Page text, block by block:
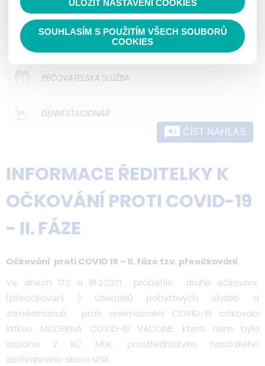
ODLEHČOVACÍ SLUŽBY
DOMOVY PRO OSOBY SE ZDRAVOTNÍM
PEČOVATELSKÁ SLUŽBA
DENNÍ STACIONÁŘ
ČÍST NAHLAS
INFORMACE ŘEDITELKY K
OČKOVÁNÍ PROTI COVID-19
- II. FÁZE
Očkování proti COVID 19 – II. fáze tzv. přeočkování
Ve dnech 17.2 a 18.2.2021 proběhlo druhé očkování
(přeočkování ) uživatelů pobytových služeb a
zaměstnanců proti onemocnění COVID-19 očkovací
látkou MODERNA COVID-19 VACCINE, která nám byla
zaslána z KÚ MSK, prostřednictvím hasičského
záchranného sboru MSK.
ULOŽIT NASTAVENÍ COOKIES
SOUHLASÍM S POUŽITÍM VŠECH SOUBORŮ
COOKIES